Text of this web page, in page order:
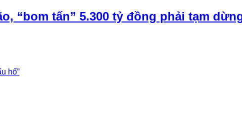
“bom tấn” 5.300 tỷ đồng phải tạm
hổ”